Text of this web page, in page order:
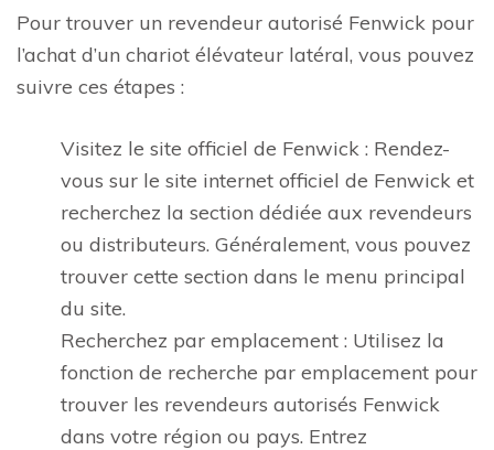
Pour trouver un revendeur autorisé Fenwick pour
l’achat d’un chariot élévateur latéral, vous pouvez
suivre ces étapes :
Visitez le site officiel de Fenwick : Rendez-
vous sur le site internet officiel de Fenwick et
recherchez la section dédiée aux revendeurs
ou distributeurs. Généralement, vous pouvez
trouver cette section dans le menu principal
du site.
Recherchez par emplacement : Utilisez la
fonction de recherche par emplacement pour
trouver les revendeurs autorisés Fenwick
dans votre région ou pays. Entrez